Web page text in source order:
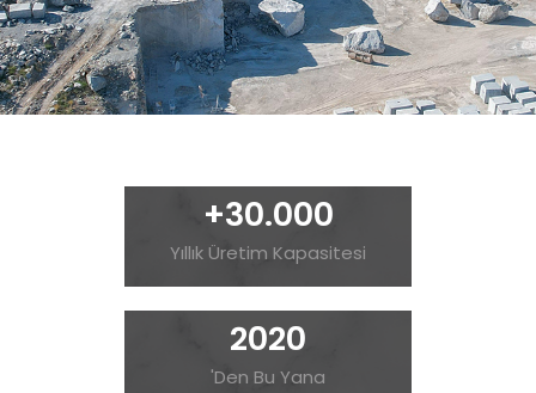
Yıllık Üretim Kapasitesi
+30.000
'Den Bu Yana
2020